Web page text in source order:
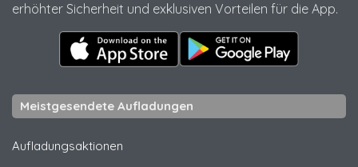
erhöhter Sicherheit und exklusiven Vorteilen für die App.
Meistgesendete Aufladungen
Aufladungsaktionen